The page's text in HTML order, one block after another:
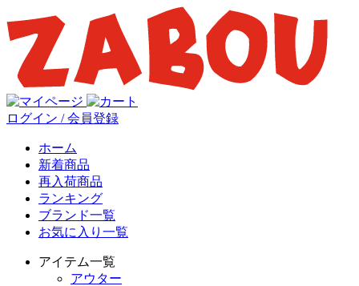
ログイン / 会員登録
ホーム
新着商品
再入荷商品
ランキング
ブランド一覧
お気に入り一覧
アイテム一覧
アウター